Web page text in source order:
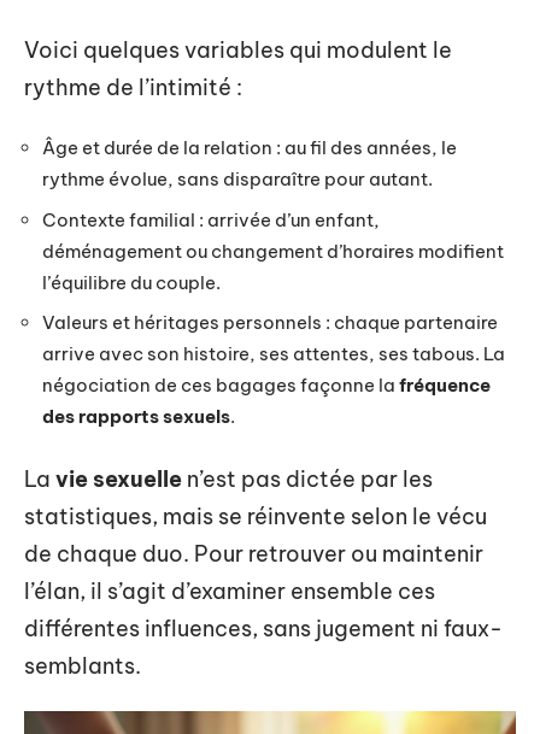
Voici quelques variables qui modulent le
rythme de l’intimité :
Âge et durée de la relation : au fil des années, le
rythme évolue, sans disparaître pour autant.
Contexte familial : arrivée d’un enfant,
déménagement ou changement d’horaires modifient
l’équilibre du couple.
Valeurs et héritages personnels : chaque partenaire
arrive avec son histoire, ses attentes, ses tabous. La
négociation de ces bagages façonne la fréquence
des rapports sexuels.
La vie sexuelle n’est pas dictée par les
statistiques, mais se réinvente selon le vécu
de chaque duo. Pour retrouver ou maintenir
l’élan, il s’agit d’examiner ensemble ces
différentes influences, sans jugement ni faux-
semblants.